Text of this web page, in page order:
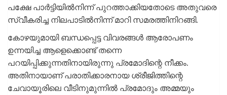
പക്ഷേ പാർട്ടിയിൽനിന്ന് പുറത്താക്കിയതോടെ അതുവരെ
സ്വീകരിച്ച നിലപാടിൽനിന്ന് മാറി സമരത്തിനിറങ്ങി.
കോഴയുമായി ബന്ധപ്പെട്ട വിവരങ്ങൾ ആരോപണം
ഉന്നയിച്ച ആളെക്കൊണ്ട് തന്നെ
പറയിപ്പിക്കുന്നതിനായിരുന്നു പ്രമോദിന്റെ നീക്കം.
അതിനായാണ് പരാതിക്കാരനായ ശ്രീജിത്തിന്റെ
ചേവായൂരിലെ വീടിനുമുന്നിൽ പ്രമോദും അമ്മയും